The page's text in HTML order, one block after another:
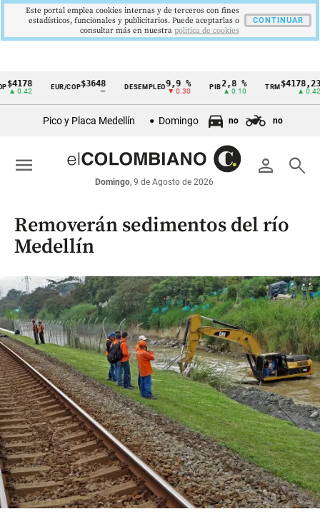
Cintillo
económicos
Colombia
EUR/COP$3648
—
DESEMPLEO9,9 %
▼ 0.30
PIB 2,8 %
▲ 0.10
TRM $4178,23
▲ 0.42
Pico y Placa Medellín Domingo no no
person search
Domingo, 9 de Agosto de 2026
menu
Removerán sedimentos del río
Medellín
Este portal emplea cookies internas y de terceros con fines
estadísticos, funcionales y publicitarios. Puede aceptarlas o
consultar más en nuestra politica de cookies
CONTINUAR